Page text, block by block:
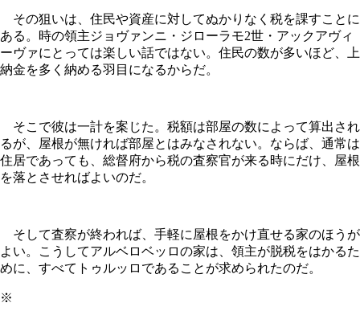
その狙いは、住民や資産に対してぬかりなく税を課すことに
ある。時の領主ジョヴァンニ・ジローラモ2世・アックアヴィ
ーヴァにとっては楽しい話ではない。住民の数が多いほど、上
納金を多く納める羽目になるからだ。
そこで彼は一計を案じた。税額は部屋の数によって算出され
るが、屋根が無ければ部屋とはみなされない。ならば、通常は
住居であっても、総督府から税の査察官が来る時にだけ、屋根
を落とさせればよいのだ。
そして査察が終われば、手軽に屋根をかけ直せる家のほうが
よい。こうしてアルベロベッロの家は、領主が脱税をはかるた
めに、すべてトゥルッロであることが求められたのだ。
※